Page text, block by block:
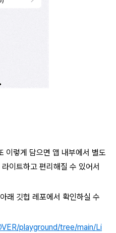
이렇게 담으면 앱 내부에서 별도
이트하고 편리해질 수 있어서
래 깃헙 레포에서 확인하실 수
playground/tree/main/Li